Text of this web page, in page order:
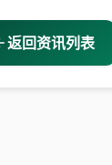
返回资讯列表